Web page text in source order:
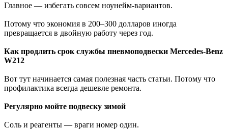
Главное — избегать совсем ноунейм-вариантов.
Потому что экономия в 200–300 долларов иногда
превращается в двойную работу через год.
Как продлить срок службы пневмоподвески Mercedes-Benz
W212
Вот тут начинается самая полезная часть статьи. Потому что
профилактика всегда дешевле ремонта.
Регулярно мойте подвеску зимой
Соль и реагенты — враги номер один.